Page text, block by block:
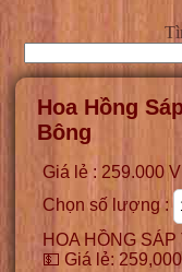
Hoa Hồng
Bông
Giá lẻ : 259.000
Chọn số lượng :
HOA HỒNG
💵 Giá lẻ: